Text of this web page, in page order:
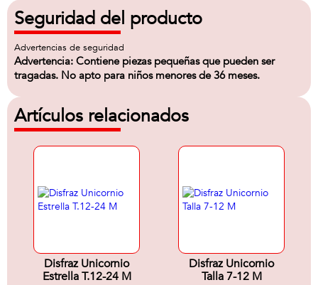
Seguridad del producto
Advertencias de seguridad
Advertencia: Contiene piezas pequeñas que pueden ser
tragadas. No apto para niños menores de 36 meses.
Artículos relacionados
Disfraz Unicornio
Estrella T.12-24 M
Disfraz Unicornio
Talla 7-12 M